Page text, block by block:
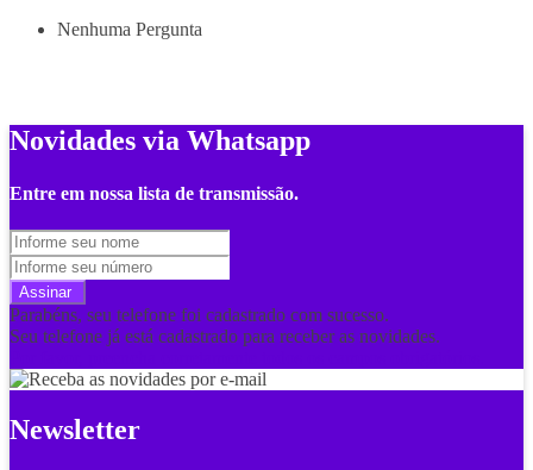
Nenhuma Pergunta
Novidades via Whatsapp
Entre em nossa lista de transmissão.
Assinar
Parabéns, seu telefone foi cadastrado com sucesso.
Seu telefone já está cadastrado para receber as novidades.
Newsletter